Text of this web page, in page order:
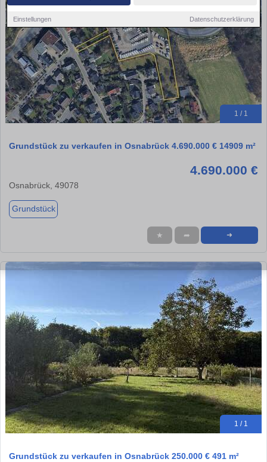
Einstellungen Datenschutzerklärung
1 / 1
Grundstück zu verkaufen in Osnabrück 4.690.000 € 14909 m²
4.690.000 €
Osnabrück, 49078
Grundstück
★ ➦ ➜
1 / 1
Grundstück zu verkaufen in Osnabrück 250.000 € 491 m²